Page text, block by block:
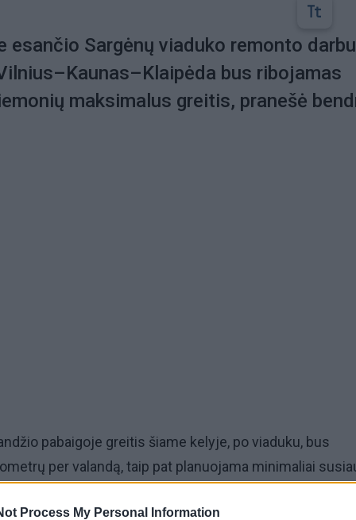
Process My Personal Information
esančio Sargėnų viaduko remonto
bus ribojamas
maksimalus greitis, pranešė
pabaigoje greitis šiame kelyje, po viaduku, bus
per valandą, taip pat planuojama minimaliai